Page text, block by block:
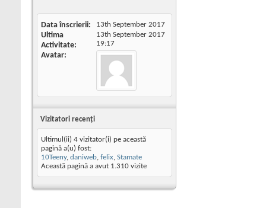
Data înscrierii 13th September 2017
Ultima
Activitate
13th September 2017
19:17
Avatar
Vizitatori recenţi
Ultimul(ii) 4 vizitator(i) pe această
pagină a(u) fost:
10Teeny, daniweb, felix, Stamate
Această pagină a avut 1.310 vizite